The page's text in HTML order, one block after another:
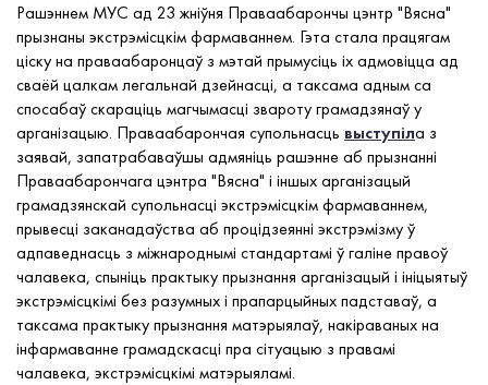
Рашэннем МУС ад 23 жніўня Праваабарончы цэнтр "Вясна"
прызнаны экстрэмісцкім фармаваннем. Гэта стала працягам
ціску на праваабаронцаў з мэтай прымусіць іх адмовіцца ад
сваёй цалкам легальнай дзейнасці, а таксама адным са
спосабаў скараціць магчымасці звароту грамадзянаў у
арганізацыю. Праваабарончая супольнасць выступіла з
заявай, запатрабаваўшы адмяніць рашэнне аб прызнанні
Праваабарончага цэнтра "Вясна" і іншых арганізацый
грамадзянскай супольнасці экстрэмісцкім фармаваннем,
прывесці заканадаўства аб процідзеянні экстрэмізму ў
адпаведнасць з міжнароднымі стандартамі ў галіне правоў
чалавека, спыніць практыку прызнання арганізацый і ініцыятыў
экстрэмісцкімі без разумных і прапарцыйных падставаў, а
таксама практыку прызнання матэрыялаў, накіраваных на
інфармаванне грамадскасці пра сітуацыю з правамі
чалавека, экстрэмісцкімі матэрыяламі.